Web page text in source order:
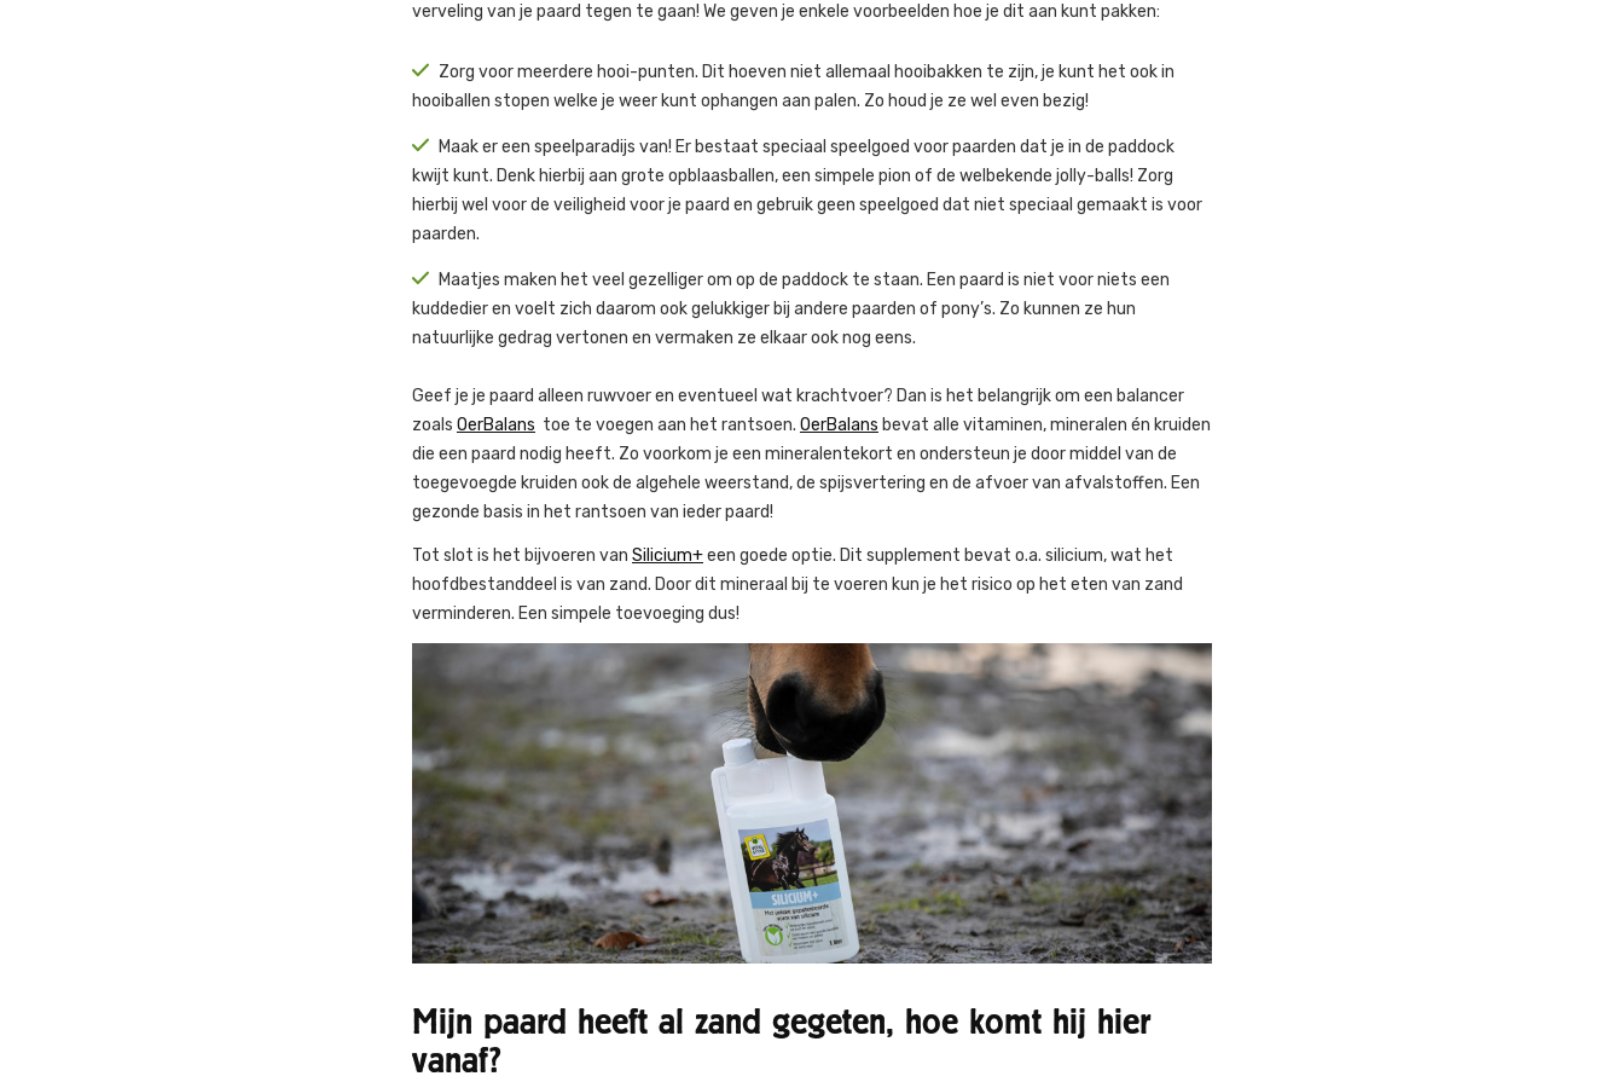
verveling van je paard tegen te gaan! We geven je enkele voorbeelden hoe je dit aan kunt pakken:
Zorg voor meerdere hooi-punten. Dit hoeven niet allemaal hooibakken te zijn, je kunt het ook in
hooiballen stopen welke je weer kunt ophangen aan palen. Zo houd je ze wel even bezig!
Maak er een speelparadijs van! Er bestaat speciaal speelgoed voor paarden dat je in de paddock
kwijt kunt. Denk hierbij aan grote opblaasballen, een simpele pion of de welbekende jolly-balls! Zorg
hierbij wel voor de veiligheid voor je paard en gebruik geen speelgoed dat niet speciaal gemaakt is voor
paarden.
Maatjes maken het veel gezelliger om op de paddock te staan. Een paard is niet voor niets een
kuddedier en voelt zich daarom ook gelukkiger bij andere paarden of pony’s. Zo kunnen ze hun
natuurlijke gedrag vertonen en vermaken ze elkaar ook nog eens.
Geef je je paard alleen ruwvoer en eventueel wat krachtvoer? Dan is het belangrijk om een balancer
zoals OerBalans toe te voegen aan het rantsoen. OerBalans bevat alle vitaminen, mineralen én kruiden
die een paard nodig heeft. Zo voorkom je een mineralentekort en ondersteun je door middel van de
toegevoegde kruiden ook de algehele weerstand, de spijsvertering en de afvoer van afvalstoffen. Een
gezonde basis in het rantsoen van ieder paard!
Tot slot is het bijvoeren van Silicium+een goede optie. Dit supplement bevat o.a. silicium, wat het
hoofdbestanddeel is van zand. Door dit mineraal bij te voeren kun je het risico op het eten van zand
verminderen. Een simpele toevoeging dus!
Mijn paard heeft al zand gegeten, hoe komt hij hier
vanaf?